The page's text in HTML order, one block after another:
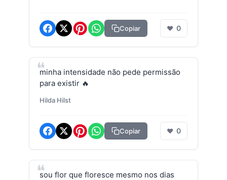
Copiar ❤ 0
minha intensidade não pede permissão
para existir 🔥
Hilda Hilst
Copiar ❤ 0
sou flor que floresce mesmo nos dias